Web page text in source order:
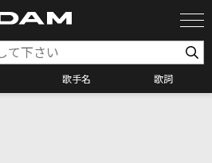
歌手名 歌詞